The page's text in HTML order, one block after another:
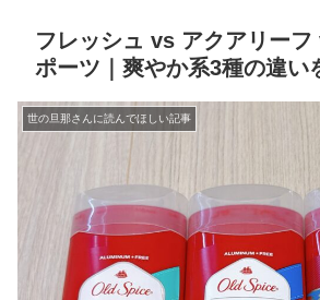
フレッシュ vs アクアリーフ
ポーツ｜爽やか系3種の違い
世の旦那さんに読んでほしい記事